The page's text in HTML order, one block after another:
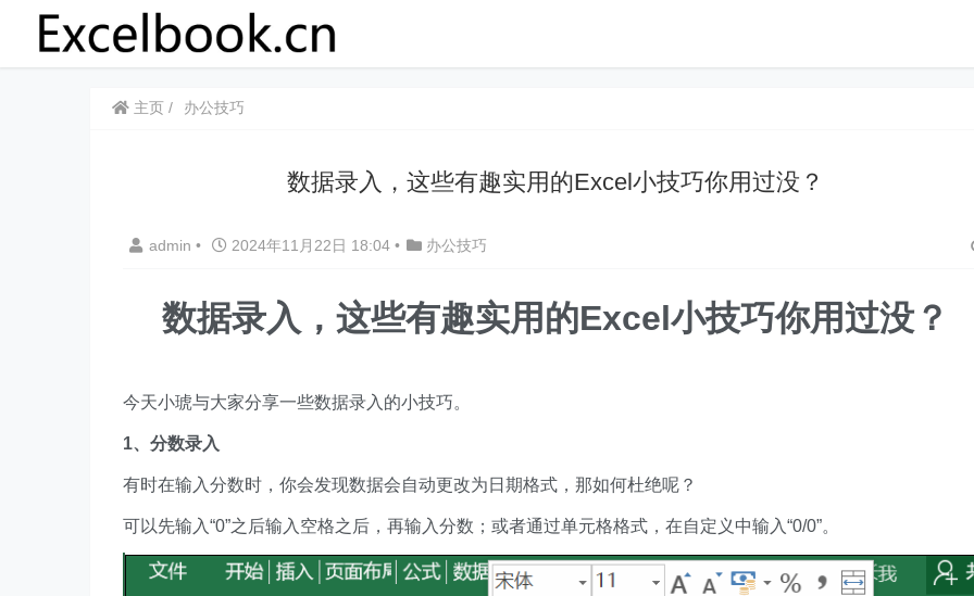
主页 办公技巧
​​数据录入，这些有趣实用的Excel小技巧你用过没？
admin • 2024年11月22日 18:04 • 办公技巧
数据录入，这些有趣实用的Excel小技巧你用过没？
今天小琥与大家分享一些数据录入的小技巧。
1、分数录入
有时在输入分数时，你会发现数据会自动更改为日期格式，那如何杜绝呢？
可以先输入“0”之后输入空格之后，再输入分数；或者通过单元格格式，在自定义中输入“0/0”。